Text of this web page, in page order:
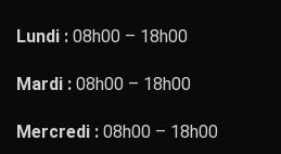
Lundi : 08h00 – 18h00
Mardi : 08h00 – 18h00
Mercredi : 08h00 – 18h00